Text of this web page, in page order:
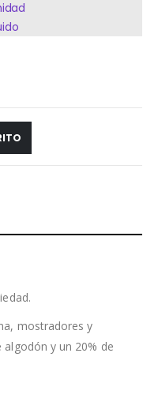
mostradores y
algodón y un 20% de